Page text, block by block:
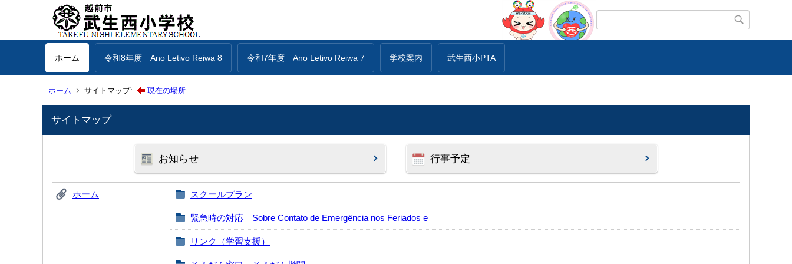
ホーム 令和8年度 Ano Letivo Reiwa 8 令和7年度 Ano Letivo Reiwa 7 学校案内 武生西小PTA
ホーム サイトマップ: 現在の場所
サイトマップ
お知らせ 行事予定
ホーム スクールプラン
緊急時の対応 Sobre Contato de Emergência nos Feriados e
リンク（学習支援）